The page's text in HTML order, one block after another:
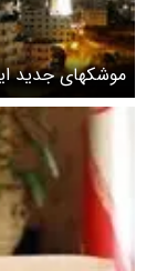
اسرائیل